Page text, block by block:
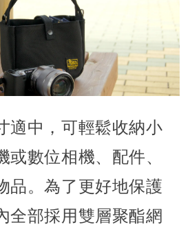
適中，可輕鬆收納小
數位相機、配件、
品。為了更好地保護
全部採用雙層聚酯網